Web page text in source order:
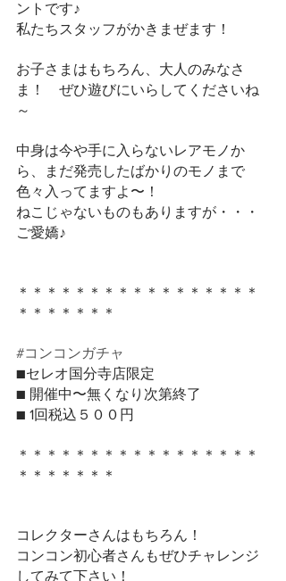
ントです♪
私たちスタッフがかきまぜます！
お子さまはもちろん、大人のみなさ
ま！　ぜひ遊びにいらしてくださいね
～
中身は今や手に入らないレアモノか
ら、まだ発売したばかりのモノまで
色々入ってますよ〜！
ねこじゃないものもありますが・・・
ご愛嬌♪
＊＊＊＊＊＊＊＊＊＊＊＊＊＊＊＊＊
＊＊＊＊＊＊＊
#コンコンガチャ
■セレオ国分寺店限定
■ 開催中〜無くなり次第終了
■ 1回税込５００円
＊＊＊＊＊＊＊＊＊＊＊＊＊＊＊＊＊
＊＊＊＊＊＊＊
コレクターさんはもちろん！
コンコン初心者さんもぜひチャレンジ
してみて下さい！